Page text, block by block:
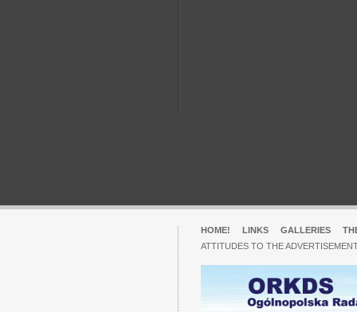
HOME! LINKS GALLERIES
ATTITUDES TO THE